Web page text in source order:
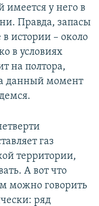
имеется у него в
Правда, запасы
истории – около
в условиях
на полтора,
данный момент
газ
территории,
А вот что
можно говорить
ряд